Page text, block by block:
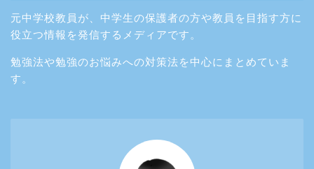
元中学校教員が、中学生の保護者の方や教員を目指す方に
役立つ情報を発信するメディアです。
勉強法や勉強のお悩みへの対策法を中心にまとめていま
す。